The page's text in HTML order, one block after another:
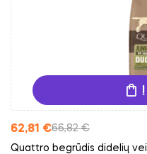
66,82€
62,81 €
Quattro begrūdis didelių